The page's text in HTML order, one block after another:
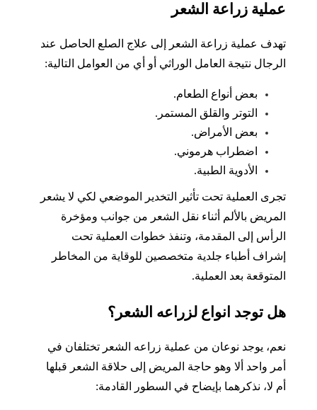
عملية زراعة الشعر
تهدف عملية زراعة الشعر إلى علاج الصلع الحاصل عند
الرجال نتيجة العامل الوراثي أو أي من العوامل التالية:
بعض أنواع الطعام.
التوتر والقلق المستمر.
بعض الأمراض.
اضطراب هرموني.
الأدوية الطبية.
تجرى العملية تحت تأثير التخدير الموضعي لكي لا يشعر
المريض بالألم أثناء نقل الشعر من جوانب ومؤخرة
الرأس إلى المقدمة، وتنفذ خطوات العملية تحت
إشراف أطباء جلدية متخصصين للوقاية من المخاطر
المتوقعة بعد العملية.
هل توجد انواع لزراعه الشعر؟
نعم، يوجد نوعان من عملية زراعه الشعر تختلفان في
أمر واحد ألا وهو حاجة المريض إلى حلاقة الشعر قبلها
أم لا، نذكرهما بإيضاح في السطور القادمة: